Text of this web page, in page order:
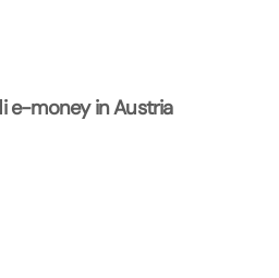
e-money in Austria